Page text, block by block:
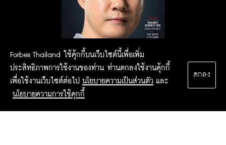
Forbes Thailand ใช้คุ้กกี้บนเว็บไซต์นี้เพื่อเพิ่ม
ประสิทธิภาพการใช้งานของท่าน ท่านตกลงใช้งานคุ้กกี้
เพื่อใช้งานเว็บไซต์ต่อไป นโยบายความเป็นส่วนตัว และ
นโยบายความการใช้คุกกี้
ตกลง
2015 Forbesthailand.com ALL RIGHTS RESERVED